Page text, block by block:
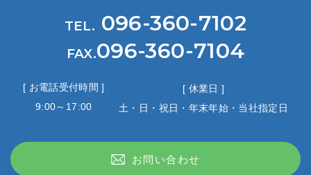
TEL. 096-360-7102
FAX.096-360-7104
[ お電話受付時間 ]
9:00～17:00
[ 休業日 ]
土・日・祝日・年末年始・当社指定日
お問い合わせ